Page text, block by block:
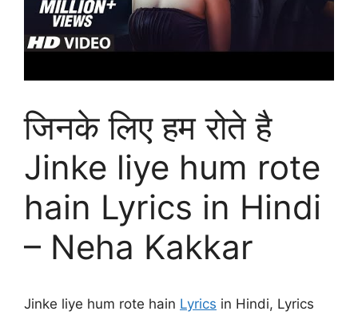
जिनके लिए हम रोते है
Jinke liye hum rote
hain Lyrics in Hindi
– Neha Kakkar
Jinke liye hum rote hain Lyrics in Hindi, Lyrics